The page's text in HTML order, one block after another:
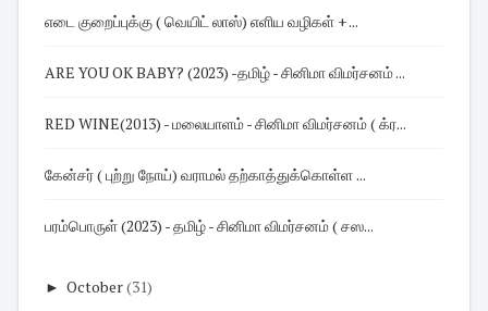
எடை குறைப்புக்கு ( வெயிட் லாஸ்) எளிய வழிகள் + ...
ARE YOU OK BABY? (2023) -தமிழ் - சினிமா விமர்சனம் ...
RED WINE(2013) - மலையாளம் - சினிமா விமர்சனம் ( க்ர...
கேன்சர் ( புற்று நோய்) வராமல் தற்காத்துக்கொள்ள ...
பரம்பொருள் (2023) - தமிழ் - சினிமா விமர்சனம் ( சஸ...
► October(31)